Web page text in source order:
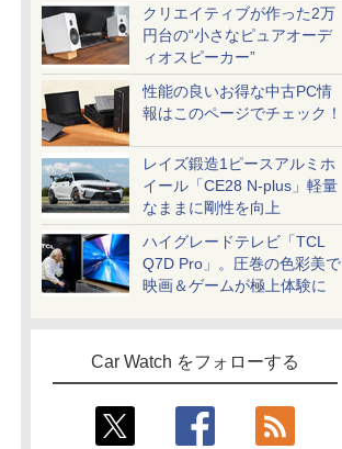
クリエイティブが作った2万
円台の“小さなピュアオーデ
ィオスピーカー”
性能の良いお得な中古PC情
報はこのページでチェック！
レイズ鍛造1ピースアルミホ
イール「CE28 N-plus」軽量
なままに剛性を向上
ハイグレードテレビ「TCL
Q7D Pro」。圧巻の色彩美で
映画＆ゲームが極上体験に
Car Watch をフォローする